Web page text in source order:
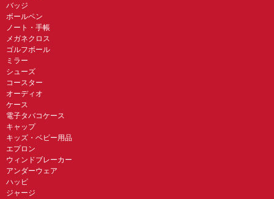
バッジ
ボールペン
ノート・手帳
メガネクロス
ゴルフボール
ミラー
シューズ
コースター
オーディオ
ケース
電子タバコケース
キャップ
キッズ・ベビー用品
エプロン
ウィンドブレーカー
アンダーウェア
ハッピ
ジャージ